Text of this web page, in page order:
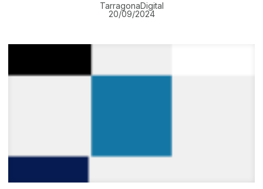
TarragonaDigital
20/09/2024